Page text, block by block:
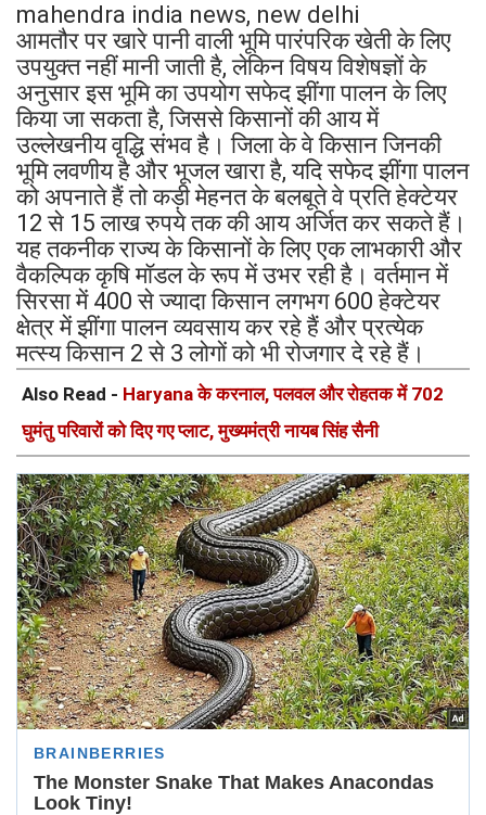
mahendra india news, new delhi
आमतौर पर खारे पानी वाली भूमि पारंपरिक खेती के लिए
उपयुक्त नहीं मानी जाती है, लेकिन विषय विशेषज्ञों के
अनुसार इस भूमि का उपयोग सफेद झींगा पालन के लिए
किया जा सकता है, जिससे किसानों की आय में
उल्लेखनीय वृद्धि संभव है। जिला के वे किसान जिनकी
भूमि लवणीय है और भूजल खारा है, यदि सफेद झींगा पालन
को अपनाते हैं तो कड़ी मेहनत के बलबूते वे प्रति हेक्टेयर
12 से 15 लाख रुपये तक की आय अर्जित कर सकते हैं।
यह तकनीक राज्य के किसानों के लिए एक लाभकारी और
वैकल्पिक कृषि मॉडल के रूप में उभर रही है। वर्तमान में
सिरसा में 400 से ज्यादा किसान लगभग 600 हेक्टेयर
क्षेत्र में झींगा पालन व्यवसाय कर रहे हैं और प्रत्येक
मत्स्य किसान 2 से 3 लोगों को भी रोजगार दे रहे हैं।
Also Read - Haryana के करनाल, पलवल और रोहतक में 702
घुमंतु परिवारों को दिए गए प्लाट, मुख्यमंत्री नायब सिंह सैनी